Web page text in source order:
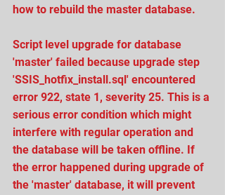
how to rebuild the master database.
Script level upgrade for database
'master' failed because upgrade step
'SSIS_hotfix_install.sql' encountered
error 922, state 1, severity 25. This is a
serious error condition which might
interfere with regular operation and
the database will be taken offline. If
the error happened during upgrade of
the 'master' database, it will prevent